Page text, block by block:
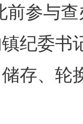
前参与
纪委书
存、轮